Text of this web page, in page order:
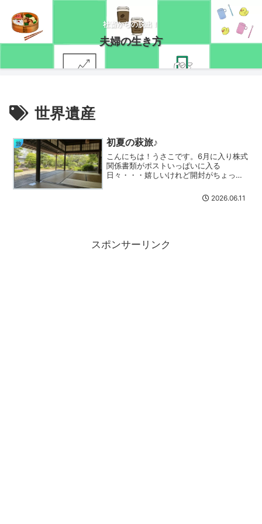
社畜からの脱出！
夫婦の生き方
世界遺産
旅 初夏の萩旅♪
こんにちは！うさこです。6月に入り株式
関係書類がポストいっぱいに入る
日々・・・嬉しいけれど開封がちょっと
を狙って行ってみたかった萩を訪れたの
で、簡単だけど記録に残したいと思いま
2026.06.11
スポンサーリンク